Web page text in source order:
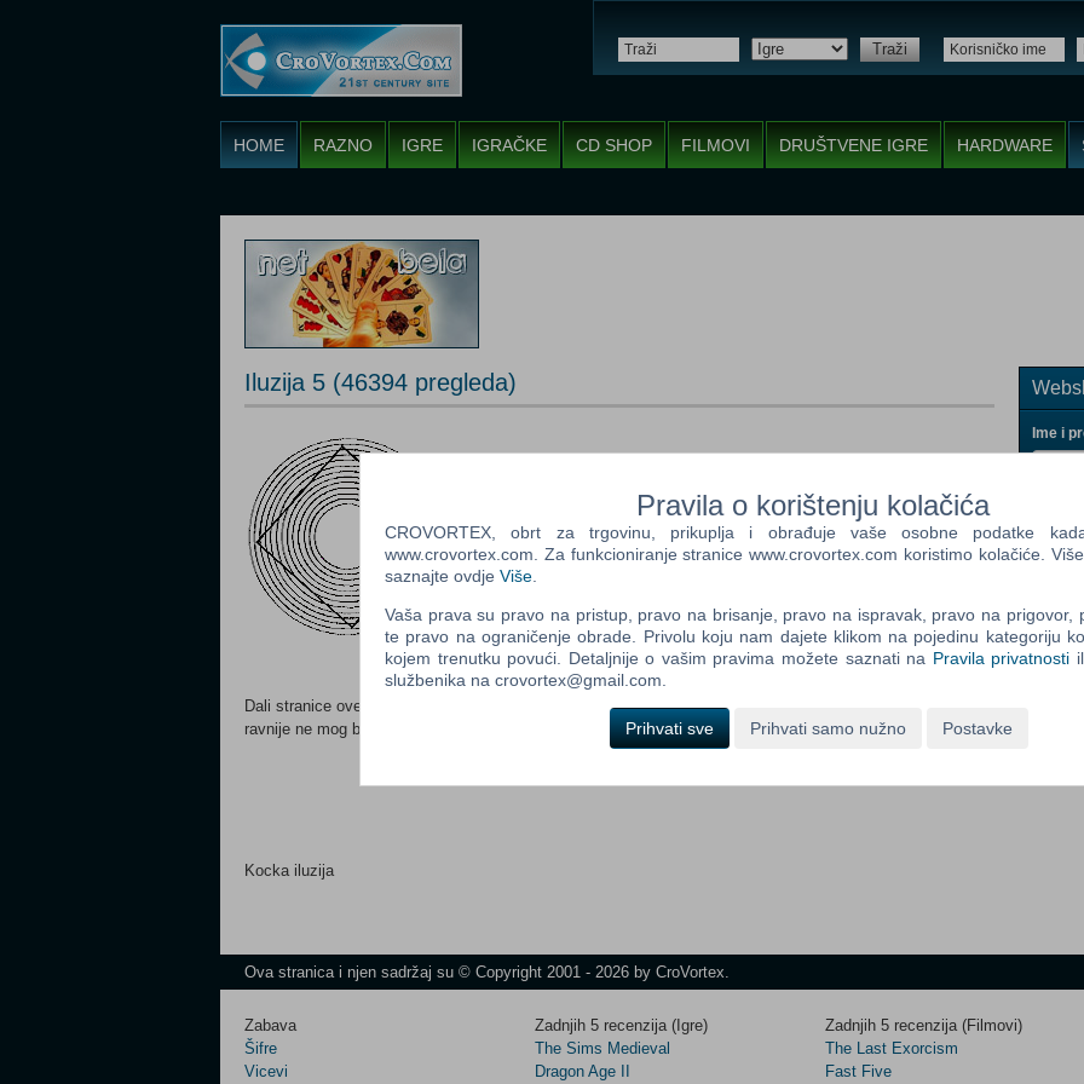
Traži
HOME RAZNO IGRE IGRAČKE CD SHOP FILMOVI DRUŠTVENE IGRE HARDWARE
Iluzija 5 (46394 pregleda)
Dali stranice ove kocke izgledaju savinute? Čekaj, to je nemoguće! Vjerovali ili ne stranice su ravne da
ravnije ne mog biti. Ako mi ne vjerujete pogledajte kocku pod kutom pa se sami uvjerite!!!
Kocka iluzija
Ime i
Vaš
Control
Field
Ova stranica i njen sadržaj su © Copyright 2001 - 2026 by CroVortex.
Zabava
Šifre
Vicevi
Zadnjih 5 recenzija (Igre)
The Sims Medieval
Dragon Age II
Zadnjih 5 recenzija (Filmovi)
The Last Exorcism
Fast Five
Pravila o korištenju kolačića
CROVORTEX, obrt za trgovinu, prikuplja i obrađuje vaše osobne podatke
www.crovortex.com. Za funkcioniranje stranice www.crovortex.com koristimo kolačiće.
saznajte ovdje Više
Vaša prava su pravo na pristup, pravo na brisanje, pravo na ispravak, pravo na prigovor,
te pravo na ograničenje obrade. Privolu koju nam dajete klikom na pojedinu kategoriju
kojem trenutku povući. Detaljnije o vašim pravima možete saznati na Pravila privatnosti
službenika na crovortex@gmail.com.
Prihvati sve Prihvati samo nužno Postavke